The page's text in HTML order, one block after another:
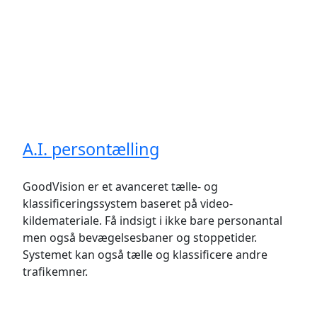
A.I. persontælling
GoodVision er et avanceret tælle- og
klassificeringssystem baseret på video-
kildemateriale. Få indsigt i ikke bare personantal
men også bevægelsesbaner og stoppetider.
Systemet kan også tælle og klassificere andre
trafikemner.